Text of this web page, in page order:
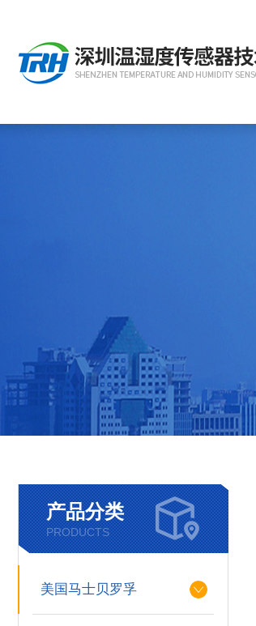
产品分类
PRODUCTS
美国马士贝罗孚